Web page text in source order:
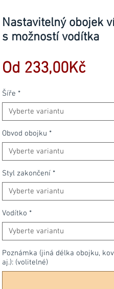
Nastavitelný obojek
s možností vodítka
Od 233,00Kč
Šíře *
Vyberte variantu
Obvod obojku *
Vyberte variantu
Styl zakončení *
Vyberte variantu
Vodítko *
Vyberte variantu
Poznámka (jiná délka obojku,
aj.): (volitelné)